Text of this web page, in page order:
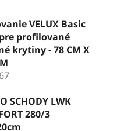
VELUX Basic
pre profilované
krytiny - 78 CM X
SCHODY LWK
280/3